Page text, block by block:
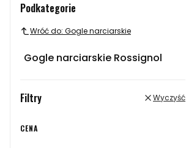
Podkategorie
Wróć do: Gogle narciarskie
Gogle narciarskie Rossignol
Filtry Wyczyść
CENA